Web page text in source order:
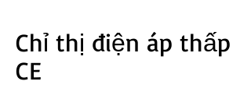
Chỉ thị điện áp thấp
CE